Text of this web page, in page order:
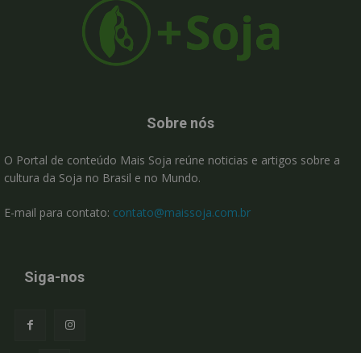
Sobre nós
O Portal de conteúdo Mais Soja reúne noticias e artigos sobre a
cultura da Soja no Brasil e no Mundo.
E-mail para contato: contato@maissoja.com.br
Siga-nos